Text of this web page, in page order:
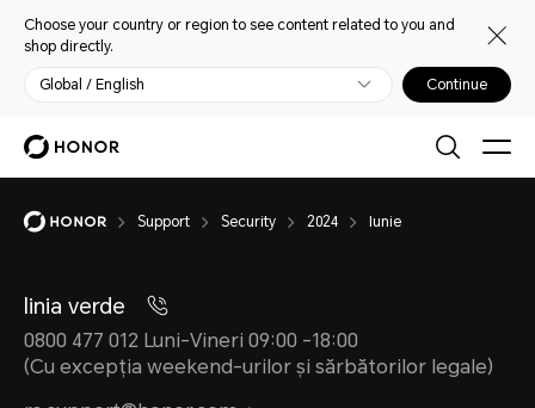
Choose your country or region to see content related to you and
shop directly.
Global / English Continue
Support Security 2024 Iunie
linia verde
0800 477 012 Luni-Vineri 09:00 -18:00
(Cu excepția weekend-urilor și sărbătorilor legale)